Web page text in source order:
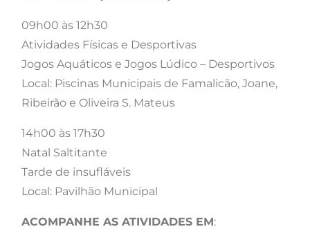
09h00 às 12h30
Atividades Físicas e Desportivas
Jogos Aquáticos e Jogos Lúdico – Desportivos
Local: Piscinas Municipais de Famalicão, Joane,
Ribeirão e Oliveira S. Mateus
14h00 às 17h30
Natal Saltitante
Tarde de insufláveis
Local: Pavilhão Municipal
ACOMPANHE AS ATIVIDADES EM: